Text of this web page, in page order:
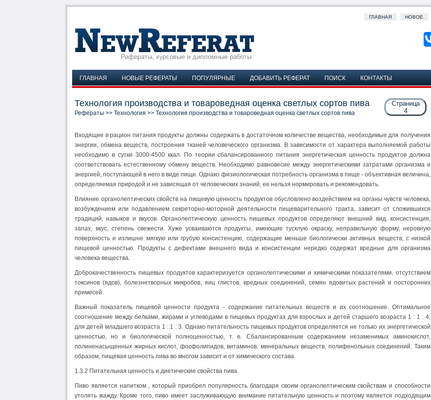
ГЛАВНАЯ НОВОЕ
ГЛАВНАЯ НОВЫЕ РЕФЕРАТЫ ПОПУЛЯРНЫЕ ДОБАВИТЬ РЕФЕРАТ ПОИСК КОНТАКТЫ
Страница
4
Технология производства и товароведная оценка светлых сортов пива
Рефераты >> Технология >> Технология производства и товароведная оценка светлых сортов пива
Входящие в рацион питания продукты должны содержать в достаточном количестве вещества, необходимые для получения
энергии, обмена веществ, построения тканей человеческого организма. В зависимости от характера выполняемой работы
необходимо в сутки 3000-4500 ккал. По теории сбалансированного питания энергетическая ценность продуктов должна
соответствовать естественному обмену веществ. Необходимо равновесие между энергетическими затратами организма и
энергией, поступающей в него в виде пищи. Однако физиологическая потребность организма в пище - объективная величина,
определяемая природой и не зависящая от человеческих знаний, ее нельзя нормировать и рекомендовать.
Влияние органолептических свойств на пищевую ценность продуктов обусловлено воздействием на органы чувств человека,
возбуждением или подавлением секреторно-моторной деятельности пищеварительного тракта, зависит от сложившихся
традиций, навыков и вкусов. Органолептическую ценность пищевых продуктов определяют внешний вид, консистенция,
запах, вкус, степень свежести. Хуже усваиваются продукты, имеющие тусклую окраску, неправильную форму, неровную
поверхность и излишне мягкую или грубую консистенцию, содержащие меньше биологически активных веществ, с низкой
пищевой ценностью. Продукты с дефектами внешнего вида и консистенции нередко содержат вредные для организма
человека вещества.
Доброкачественность пищевых продуктов характеризуется органолептическими и химическими показателями, отсутствием
токсинов (ядов), болезнетворных микробов, яиц глистов, вредных соединений, семян ядовитых растений и посторонних
примесей.
Важный показатель пищевой ценности продукта - содержание питательных веществ и их соотношение. Оптимальное
соотношение между белками, жирами и углеводами в пищевых продуктах для взрослых и детей старшего возраста 1 : 1 : 4,
для детей младшего возраста 1 : 1 : 3. Однако питательность пищевых продуктов определяется не только их энергетической
ценностью, но и биологической полноценностью, т. е. Сбалансированным содержанием незаменимых аминокислот,
полиненасыщенных жирных кислот, фосфолипидов, витаминов, минеральных веществ, полифенольных соединений. Таким
образом, пищевая ценность пива во многом зависит и от химического состава.
1.3.2 Питательная ценность и диетические свойства пива.
Пиво является напитком , который приобрел популярность благодаря своим органолептическим свойствам и способности
утолять жажду. Кроме того, пиво имеет заслуживающую внимание питательную ценность и поэтому является подходящим